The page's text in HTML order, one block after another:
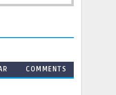
COMMENTS